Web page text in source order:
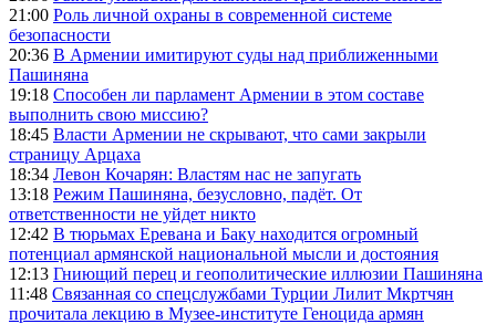
21:00 Роль личной охраны в современной системе
безопасности
20:36 В Армении имитируют суды над приближенными
Пашиняна
19:18 Способен ли парламент Армении в этом составе
выполнить свою миссию?
18:45 Власти Армении не скрывают, что сами закрыли
страницу Арцаха
18:34 Левон Кочарян: Властям нас не запугать
13:18 Режим Пашиняна, безусловно, падёт. От
ответственности не уйдет никто
12:42 В тюрьмах Еревана и Баку находится огромный
потенциал армянской национальной мысли и достояния
12:13 Гниющий перец и геополитические иллюзии Пашиняна
11:48 Связанная со спецслужбами Турции Лилит Мкртчян
прочитала лекцию в Музее-институте Геноцида армян